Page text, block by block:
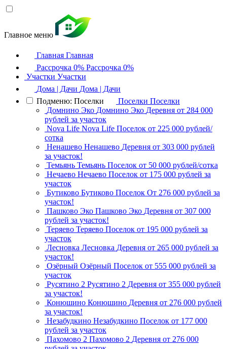
Главное меню
Главная Главная
Рассрочка 0% Рассрочка 0%
Участки Участки
Дома | Дачи Дома | Дачи
Подменю: Поселки
Поселки Поселки
Домнино Эко Домнино Эко Деревня от 284 000
рублей за участок
Nova Life Nova Life Поселок от 225 000 рублей/
сотка
Ненашево Ненашево Деревня от 303 000 рублей
за участок!
Темьянь Темьянь Поселок от 50 000 рублей/сотка
Нечаево Нечаево Поселок от 175 000 рублей за
участок
Бутиково Бутиково Поселок От 276 000 рублей за
участок!
Пашково Эко Пашково Эко Деревня от 307 000
рублей за участок!
Теряево Теряево Поселок от 195 000 рублей за
участок
Лесновка Лесновка Деревня от 265 000 рублей за
участок!
Озёрный Озёрный Поселок от 555 000 рублей за
участок
Русятино 2 Русятино 2 Деревня от 355 000 рублей
за участок!
Конюшино Конюшино Деревня от 276 000 рублей
за участок!
Незабудкино Незабудкино Поселок от 177 000
рублей за участок
Пахомово 2 Пахомово 2 Деревня от 276 000